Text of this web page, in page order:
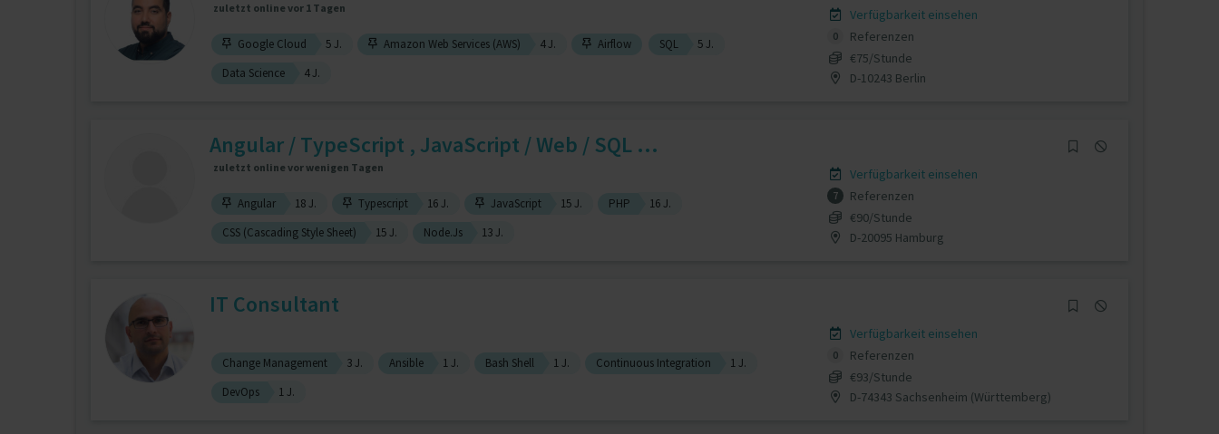
zuletzt online vor 1 Tagen
Google Cloud 5 J. Amazon Web Services (AWS) 4 J. Airflow SQL
5 J.
Data Science
4 J.
Verfügbarkeit einsehen
0
Referenzen
€75/Stunde
D-10243 Berlin
Angular / TypeScript , JavaScript / Web / SQL ...
zuletzt online vor wenigen Tagen
Angular 18 J. Typescript 16 J. JavaScript 15 J. PHP
16 J.
CSS (Cascading Style Sheet)
15 J. Node.Js 13 J.
Verfügbarkeit einsehen
7
Referenzen
€90/Stunde
D-20095 Hamburg
IT Consultant
Change Management 3 J. Ansible 1 J. Bash Shell 1 J. Continuous Integration
1 J.
DevOps
1 J.
Verfügbarkeit einsehen
0
Referenzen
€93/Stunde
D-74343 Sachsenheim (Württemberg)